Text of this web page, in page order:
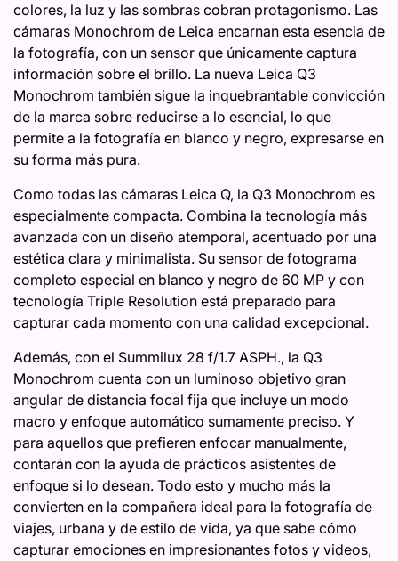
colores, la luz y las sombras cobran protagonismo. Las
cámaras Monochrom de Leica encarnan esta esencia de
la fotografía, con un sensor que únicamente captura
información sobre el brillo. La nueva Leica Q3
Monochrom también sigue la inquebrantable convicción
de la marca sobre reducirse a lo esencial, lo que
permite a la fotografía en blanco y negro, expresarse en
su forma más pura.
Como todas las cámaras Leica Q, la Q3 Monochrom es
especialmente compacta. Combina la tecnología más
avanzada con un diseño atemporal, acentuado por una
estética clara y minimalista. Su sensor de fotograma
completo especial en blanco y negro de 60 MP y con
tecnología Triple Resolution está preparado para
capturar cada momento con una calidad excepcional.
Además, con el Summilux 28 f/1.7 ASPH., la Q3
Monochrom cuenta con un luminoso objetivo gran
angular de distancia focal fija que incluye un modo
macro y enfoque automático sumamente preciso. Y
para aquellos que prefieren enfocar manualmente,
contarán con la ayuda de prácticos asistentes de
enfoque si lo desean. Todo esto y mucho más la
convierten en la compañera ideal para la fotografía de
viajes, urbana y de estilo de vida, ya que sabe cómo
capturar emociones en impresionantes fotos y videos,